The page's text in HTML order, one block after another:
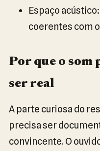
Espaço
coerentes com
Por que o som
ser real
A parte curiosa do
precisa ser
convincente. O